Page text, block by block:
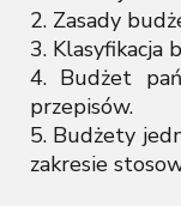
2. Zasady
3. Klasyfikacja
4. Budżet
przepisów.
5. Budżety
zakresie